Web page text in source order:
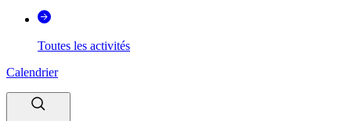
Toutes les activités
Calendrier